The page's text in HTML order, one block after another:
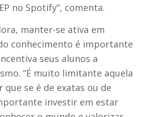
no Spotify”, comenta.
manter-se ativa em
conhecimento é importante
seus alunos a
“É muito limitante aquela
que se é de exatas ou de
investir em estar